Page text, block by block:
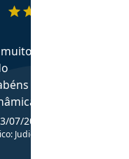
no
pelas
e
07/2025
Judiciário (Edital